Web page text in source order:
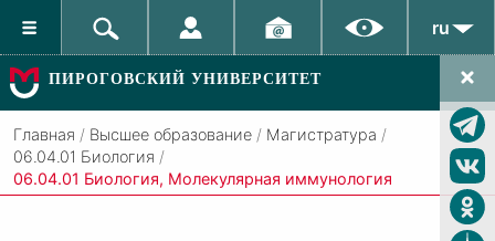
ru
ПИРОГОВСКИЙ УНИВЕРСИТЕТ
Главная / Высшее образование / Магистратура /
06.04.01 Биология /
06.04.01 Биология, Молекулярная иммунология